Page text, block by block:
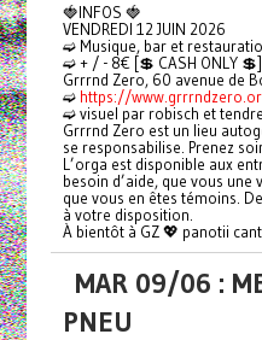
🍓INFOS 🍓
VENDREDI 12 JUIN 2026
➫ Musique, bar et
➫ + / - 8€ [💲 CASH ONLY 💲]
Grrrnd Zero, 60 avenue de
➫ https://
➫ visuel par robisch et
Grrrnd Zero est un lieu
se responsabilise. Prenez
L’orga est disponible aux
besoin d’aide, que vous une
que vous en êtes témoins.
à votre disposition.
À bientôt à GZ 💖 panotii
MAR 09/06 :
PNEU